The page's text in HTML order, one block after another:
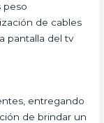
peso
de cables
pantalla del tv
entregando
de brindar un